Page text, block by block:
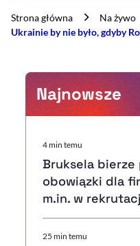
Najnowsze
4 min temu
Bruksela bierze
obowiązki dla
m.in. w
25 min temu
Strona główna Na żywo
Ukrainie by nie było, gdyby